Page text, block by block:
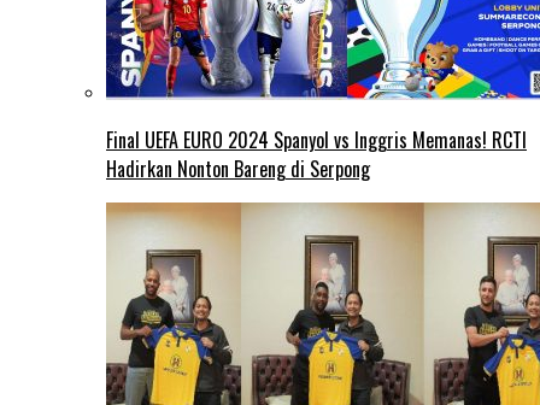
Final UEFA EURO 2024 Spanyol vs Inggris Memanas! RCTI
Hadirkan Nonton Bareng di Serpong